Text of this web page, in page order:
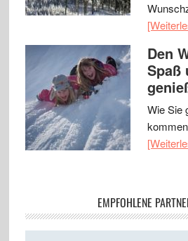
Den
Spaß
Wie Sie
EMPFOHLENE